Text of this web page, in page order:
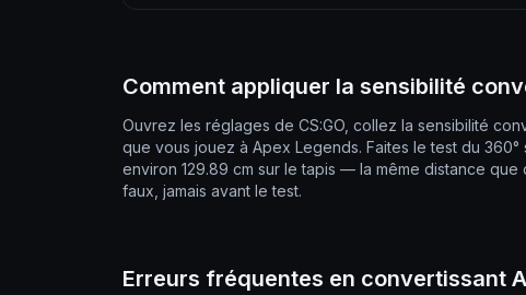
Comment appliquer la sensibilité
Ouvrez les réglages de CS:GO, collez la sensibilité
que vous jouez à Apex Legends. Faites le test du
environ 129.89 cm sur le tapis — la même distance
faux, jamais avant le test.
Erreurs fréquentes en convertissant